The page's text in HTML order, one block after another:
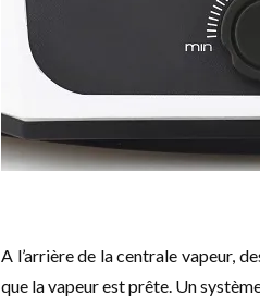
A l’arrière de la centrale vapeur,
que la vapeur est prête. Un